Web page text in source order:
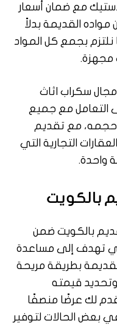
مع ضمان أسعار
القديمة بدلاً
بجمع كل المواد
مجهزة.
سكراب اثاث
التعامل مع جميع
حجمه، مع تقديم
التجارية التي
واحدة.
بالكويت
بالكويت ضمن
تهدف إلى مساعدة
بطريقة مريحة
قيمته
لك عرضًا منصفًا
بعض الحالات لتوفير